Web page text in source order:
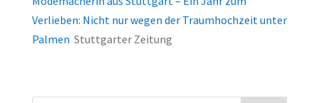
Verlieben: Nicht nur wegen der Traumhochzeit unter
Palmen Stuttgarter Zeitung